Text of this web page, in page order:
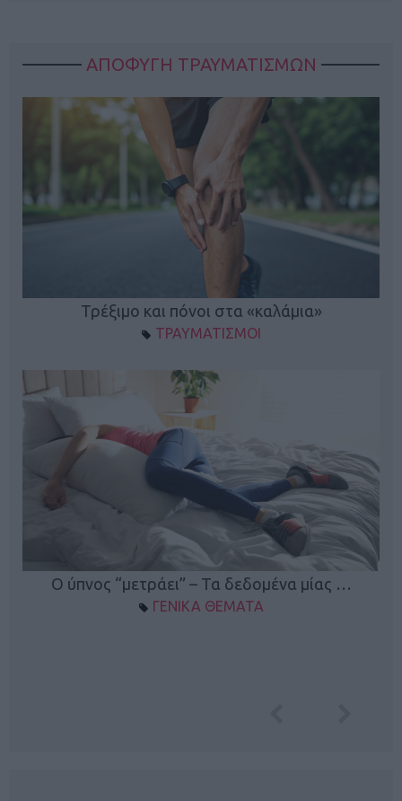
ΑΠΟΦΥΓΗ ΤΡΑΥΜΑΤΙΣΜΩΝ
Τρέξιμο και πόνοι στα «καλάμια»
ΤΡΑΥΜΑΤΙΣΜΟΙ
Ο ύπνος “μετράει” – Τα δεδομένα μίας …
ΓΕΝΙΚΑ ΘΕΜΑΤΑ